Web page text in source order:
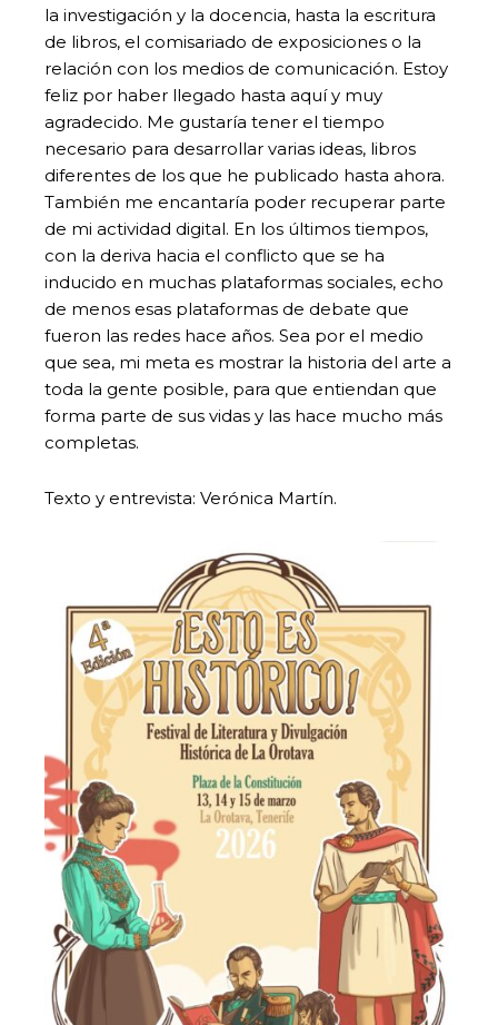
la investigación y la docencia, hasta la escritura
de libros, el comisariado de exposiciones o la
relación con los medios de comunicación. Estoy
feliz por haber llegado hasta aquí y muy
agradecido. Me gustaría tener el tiempo
necesario para desarrollar varias ideas, libros
diferentes de los que he publicado hasta ahora.
También me encantaría poder recuperar parte
de mi actividad digital. En los últimos tiempos,
con la deriva hacia el conflicto que se ha
inducido en muchas plataformas sociales, echo
de menos esas plataformas de debate que
fueron las redes hace años. Sea por el medio
que sea, mi meta es mostrar la historia del arte a
toda la gente posible, para que entiendan que
forma parte de sus vidas y las hace mucho más
completas.
Texto y entrevista: Verónica Martín.